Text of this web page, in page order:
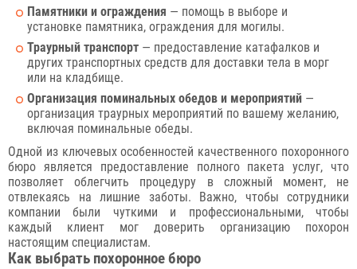
Памятники и ограждения — помощь в выборе и
установке памятника, ограждения для могилы.
Траурный транспорт — предоставление катафалков и
других транспортных средств для доставки тела в морг
или на кладбище.
Организация поминальных обедов и мероприятий —
организация траурных мероприятий по вашему желанию,
включая поминальные обеды.
Одной из ключевых особенностей качественного похоронного
бюро является предоставление полного пакета услуг, что
позволяет облегчить процедуру в сложный момент, не
отвлекаясь на лишние заботы. Важно, чтобы сотрудники
компании были чуткими и профессиональными, чтобы
каждый клиент мог доверить организацию похорон
настоящим специалистам.
Как выбрать похоронное бюро